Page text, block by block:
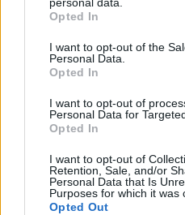
Opted In
I want to opt-out of the
Personal Data.
Opted In
I want to opt-out of
Personal Data for
Opted In
I want to opt-out of
Retention, Sale, and/or
Personal Data that Is
Purposes for which it was
Opted Out
Ranking de Fiel A La Vega